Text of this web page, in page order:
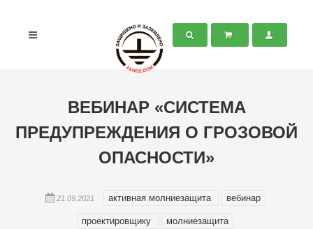
ВЕБИНАР «СИСТЕМА
ПРЕДУПРЕЖДЕНИЯ О ГРОЗОВОЙ
ОПАСНОСТИ»
21.09.2021 активная молниезащита вебинар
проектировщику молниезащита